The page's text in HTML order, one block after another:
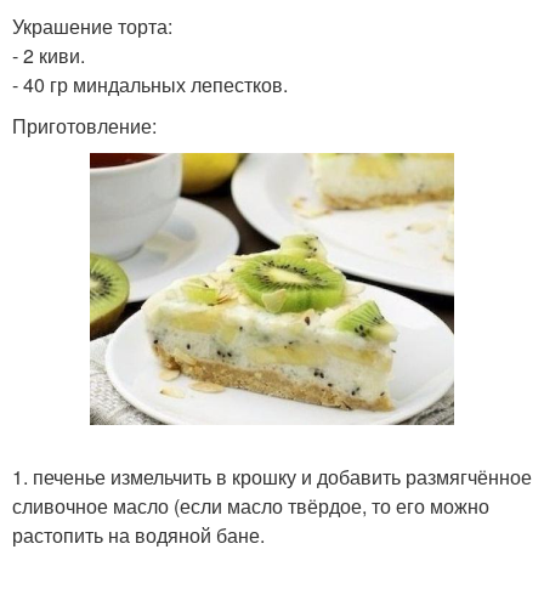
Украшение торта:
- 2 киви.
- 40 гр миндальных лепестков.
Приготовление:
1. печенье измельчить в крошку и добавить размягчённое
сливочное масло (если масло твёрдое, то его можно
растопить на водяной бане.